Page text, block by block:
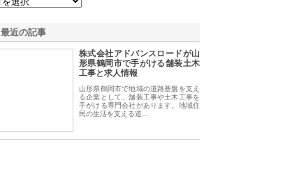
最近の記事
株式会社アドバンスロードが山
形県鶴岡市で手がける舗装土木
工事と求人情報
山形県鶴岡市で地域の道路基盤を支え
る企業として、舗装工事や土木工事を
手がける専門会社があります。地域住
民の生活を支える道…